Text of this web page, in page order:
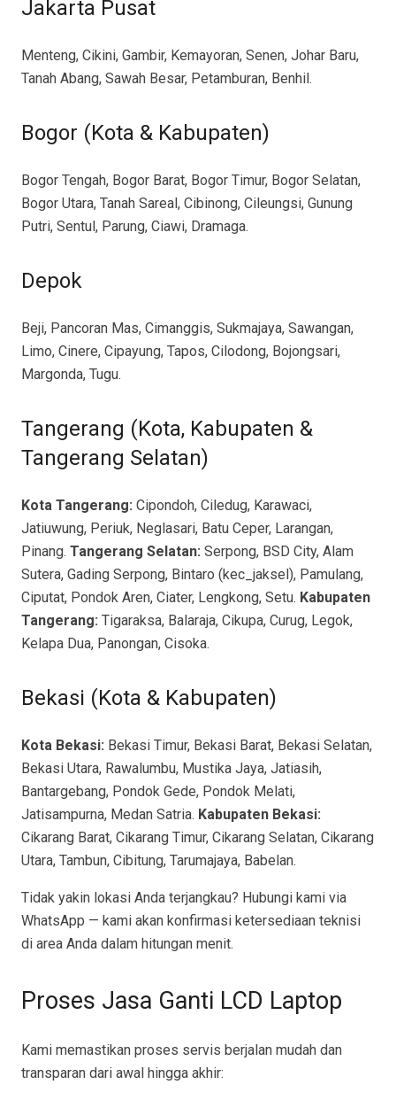
Jakarta Pusat
Menteng, Cikini, Gambir, Kemayoran, Senen, Johar Baru,
Tanah Abang, Sawah Besar, Petamburan, Benhil.
Bogor (Kota & Kabupaten)
Bogor Tengah, Bogor Barat, Bogor Timur, Bogor Selatan,
Bogor Utara, Tanah Sareal, Cibinong, Cileungsi, Gunung
Putri, Sentul, Parung, Ciawi, Dramaga.
Depok
Beji, Pancoran Mas, Cimanggis, Sukmajaya, Sawangan,
Limo, Cinere, Cipayung, Tapos, Cilodong, Bojongsari,
Margonda, Tugu.
Tangerang (Kota, Kabupaten &
Tangerang Selatan)
Kota Tangerang: Cipondoh, Ciledug, Karawaci,
Jatiuwung, Periuk, Neglasari, Batu Ceper, Larangan,
Pinang. Tangerang Selatan: Serpong, BSD City, Alam
Sutera, Gading Serpong, Bintaro (kec_jaksel), Pamulang,
Ciputat, Pondok Aren, Ciater, Lengkong, Setu. Kabupaten
Tangerang: Tigaraksa, Balaraja, Cikupa, Curug, Legok,
Kelapa Dua, Panongan, Cisoka.
Bekasi (Kota & Kabupaten)
Kota Bekasi: Bekasi Timur, Bekasi Barat, Bekasi Selatan,
Bekasi Utara, Rawalumbu, Mustika Jaya, Jatiasih,
Bantargebang, Pondok Gede, Pondok Melati,
Jatisampurna, Medan Satria. Kabupaten Bekasi:
Cikarang Barat, Cikarang Timur, Cikarang Selatan, Cikarang
Utara, Tambun, Cibitung, Tarumajaya, Babelan.
Tidak yakin lokasi Anda terjangkau? Hubungi kami via
WhatsApp — kami akan konfirmasi ketersediaan teknisi
di area Anda dalam hitungan menit.
Proses Jasa Ganti LCD Laptop
Kami memastikan proses servis berjalan mudah dan
transparan dari awal hingga akhir: